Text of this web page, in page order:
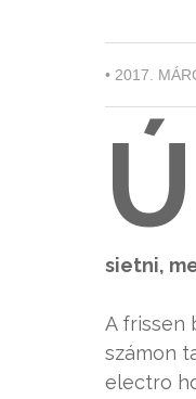
• 2017.
Ú
sietni,
A frissen
számon
electro